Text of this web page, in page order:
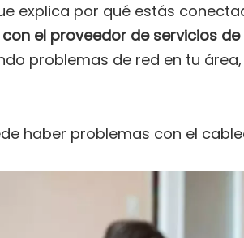
explica por qué estás
el proveedor de servicios de
problemas de red en tu
haber problemas con el